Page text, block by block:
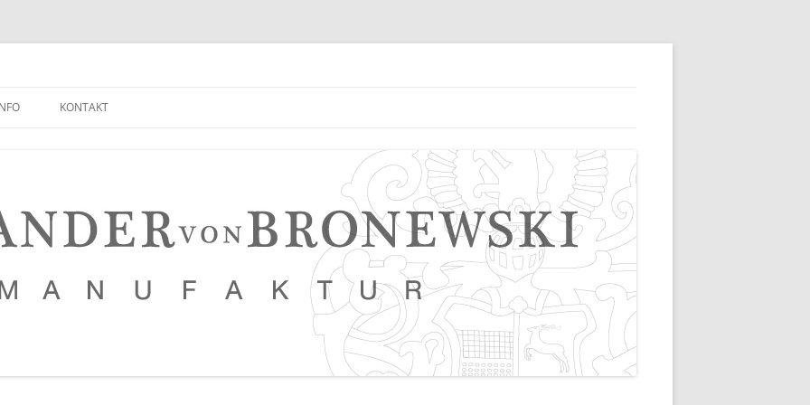
NETZWERK
PRESSE, VERANSTALTUNGEN,
KONTAKT